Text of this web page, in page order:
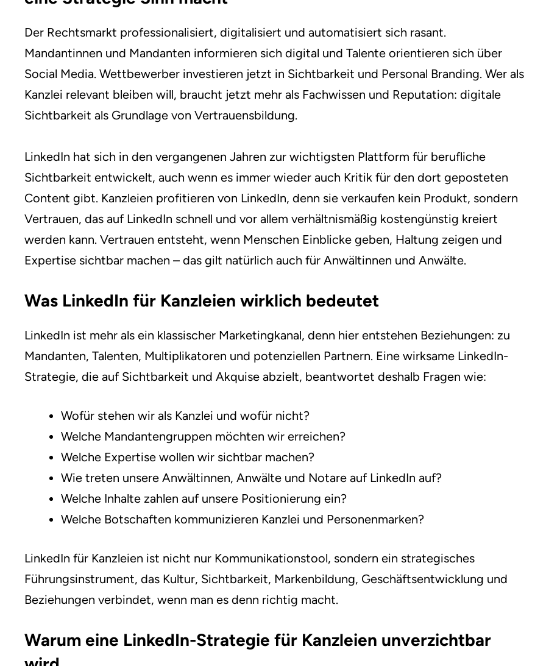
Der Rechtsmarkt professionalisiert, digitalisiert und automatisiert sich rasant.
Mandantinnen und Mandanten informieren sich digital und Talente orientieren sich über
Social Media. Wettbewerber investieren jetzt in Sichtbarkeit und Personal Branding. Wer als
Kanzlei relevant bleiben will, braucht jetzt mehr als Fachwissen und Reputation: digitale
Sichtbarkeit als Grundlage von Vertrauensbildung.
LinkedIn hat sich in den vergangenen Jahren zur wichtigsten Plattform für berufliche
Sichtbarkeit entwickelt, auch wenn es immer wieder auch Kritik für den dort geposteten
Content gibt. Kanzleien profitieren von LinkedIn, denn sie verkaufen kein Produkt, sondern
Vertrauen, das auf LinkedIn schnell und vor allem verhältnismäßig kostengünstig kreiert
werden kann. Vertrauen entsteht, wenn Menschen Einblicke geben, Haltung zeigen und
Expertise sichtbar machen – das gilt natürlich auch für Anwältinnen und Anwälte.
Was LinkedIn für Kanzleien wirklich bedeutet
LinkedIn ist mehr als ein klassischer Marketingkanal, denn hier entstehen Beziehungen: zu
Mandanten, Talenten, Multiplikatoren und potenziellen Partnern. Eine wirksame LinkedIn-
Strategie, die auf Sichtbarkeit und Akquise abzielt, beantwortet deshalb Fragen wie:
Wofür stehen wir als Kanzlei und wofür nicht?
Welche Mandantengruppen möchten wir erreichen?
Welche Expertise wollen wir sichtbar machen?
Wie treten unsere Anwältinnen, Anwälte und Notare auf LinkedIn auf?
Welche Inhalte zahlen auf unsere Positionierung ein?
Welche Botschaften kommunizieren Kanzlei und Personenmarken?
LinkedIn für Kanzleien ist nicht nur Kommunikationstool, sondern ein strategisches
Führungsinstrument, das Kultur, Sichtbarkeit, Markenbildung, Geschäftsentwicklung und
Beziehungen verbindet, wenn man es denn richtig macht.
Warum eine LinkedIn-Strategie für Kanzleien unverzichtbar